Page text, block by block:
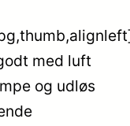
med luft
og udløs